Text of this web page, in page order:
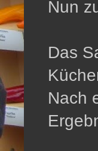
Nun
Das
Nach